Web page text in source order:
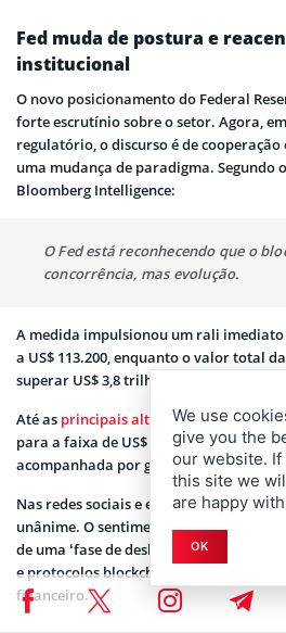
Fed muda de postura e
institucional
O novo posicionamento do Federal
forte escrutínio sobre o setor. Agora,
regulatório, o discurso é de
uma mudança de paradigma. Segundo
Bloomberg Intelligence:
O Fed está reconhecendo que o
concorrência, mas evolução.
A medida impulsionou um rali imediato
a US$ 113.200, enquanto o valor total
superar US$ 3,8 trilhões.
Até as principais altcoinsse
para a faixa de US$ 4.000, e a Solana
acompanhada por ganhos de XRP e
Nas redes sociais e entre gestoras
unânime. O sentimento geral é de que
de uma ‘fase de desbloqueio
e protocolos blockchain poderão operar
financeiro.
We use
give you the
our website.
this site we
are happy
OK